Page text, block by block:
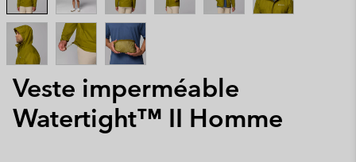
Veste imperméable
Watertight™ II Homme